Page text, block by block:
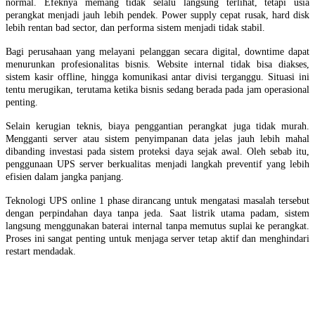
normal. Efeknya memang tidak selalu langsung terlihat, tetapi usia
perangkat menjadi jauh lebih pendek. Power supply cepat rusak, hard disk
lebih rentan bad sector, dan performa sistem menjadi tidak stabil.
Bagi perusahaan yang melayani pelanggan secara digital, downtime dapat
menurunkan profesionalitas bisnis. Website internal tidak bisa diakses,
sistem kasir offline, hingga komunikasi antar divisi terganggu. Situasi ini
tentu merugikan, terutama ketika bisnis sedang berada pada jam operasional
penting.
Selain kerugian teknis, biaya penggantian perangkat juga tidak murah.
Mengganti server atau sistem penyimpanan data jelas jauh lebih mahal
dibanding investasi pada sistem proteksi daya sejak awal. Oleh sebab itu,
penggunaan UPS server berkualitas menjadi langkah preventif yang lebih
efisien dalam jangka panjang.
Teknologi UPS online 1 phase dirancang untuk mengatasi masalah tersebut
dengan perpindahan daya tanpa jeda. Saat listrik utama padam, sistem
langsung menggunakan baterai internal tanpa memutus suplai ke perangkat.
Proses ini sangat penting untuk menjaga server tetap aktif dan menghindari
restart mendadak.